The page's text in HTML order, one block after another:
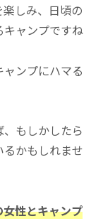
しみ、日頃の
ャンプですね
ンプにハマる
もしかしたら
るかもしれませ
女性とキャンプ